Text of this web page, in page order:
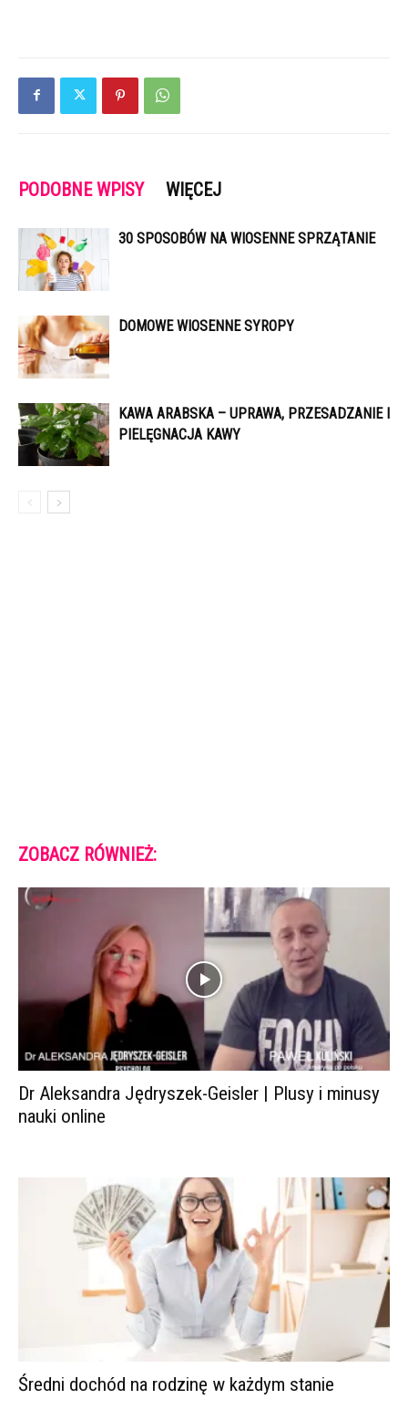
PODOBNE WPISY WIĘCEJ
30 SPOSOBÓW NA WIOSENNE SPRZĄTANIE
DOMOWE WIOSENNE SYROPY
KAWA ARABSKA – UPRAWA, PRZESADZANIE I
PIELĘGNACJA KAWY
ZOBACZ RÓWNIEŻ:
Dr Aleksandra Jędryszek-Geisler | Plusy i minusy
nauki online
Średni dochód na rodzinę w każdym stanie